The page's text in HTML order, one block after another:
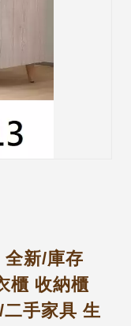
全新/庫存
櫃 收納櫃
手家具 生